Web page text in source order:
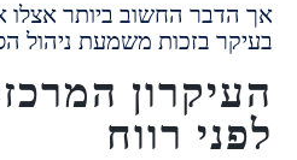
החשוב ביותר אצלו אינו
בזכות משמעת ניהול הסיכון
המרכזי
רווח